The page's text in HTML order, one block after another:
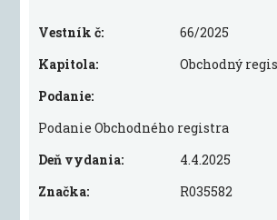
Vestník č:
66/2025
Kapitola:
Obchodný
Podanie:
Podanie Obchodného registra
Deň vydania:
4.4.2025
Značka:
R035582